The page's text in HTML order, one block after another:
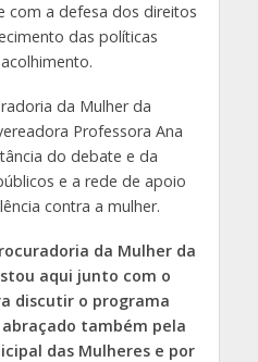
com a defesa dos direitos
das políticas
da Mulher da
Professora Ana
do debate e da
e a rede de apoio
contra a mulher.
da Mulher da
aqui junto com o
discutir o programa
também pela
das Mulheres e por